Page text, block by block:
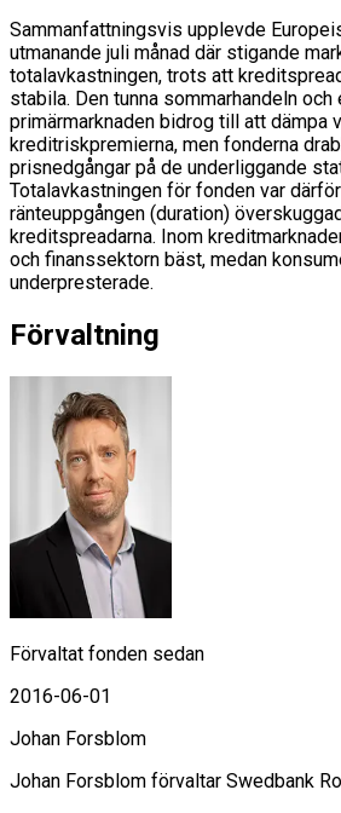
Sammanfattningsvis upplevde
utmanande juli månad där stigande
totalavkastningen, trots att
stabila. Den tunna sommarhandeln
primärmarknaden bidrog till att dämpa
kreditriskpremierna, men fonderna
prisnedgångar på de underliggande
Totalavkastningen för fonden var
ränteuppgången (duration)
kreditspreadarna. Inom
och finanssektorn bäst, medan
underpresterade.
Förvaltning
Förvaltat fonden sedan
2016-06-01
Johan Forsblom
Johan Forsblom förvaltar Swedbank